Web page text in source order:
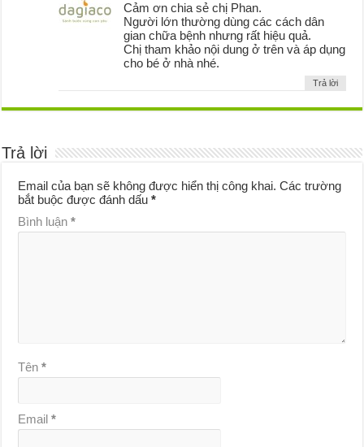
Cảm ơn chia sẻ chị Phan.
Người lớn thường dùng các cách dân
gian chữa bệnh nhưng rất hiệu quả.
Chị tham khảo nội dung ở trên và áp dụng
cho bé ở nhà nhé.
Trả lời
Trả lời
Email của bạn sẽ không được hiển thị công khai. Các trường
bắt buộc được đánh dấu*
Bình luận*
Tên*
Email*